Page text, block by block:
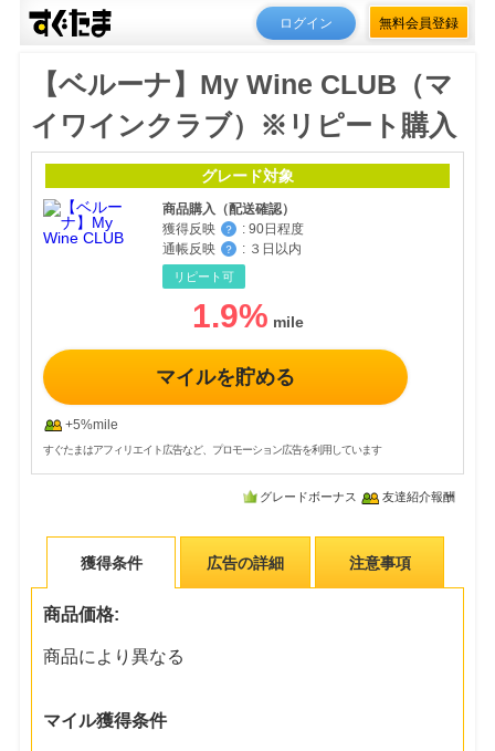
ログイン 無料会員登録
【ベルーナ】My Wine CLUB（マ
イワインクラブ）※リピート購入
グレード対象
商品購入（配送確認）
獲得反映
？ : 90日程度
通帳反映
？ : ３日以内
リピート可
1.9%
マイルを貯める
+5%mile
すぐたまはアフィリエイト広告など、プロモーション広告を利用しています
グレードボーナス 友達紹介報酬
獲得条件 広告の詳細 注意事項
商品価格:
商品により異なる
マイル獲得条件